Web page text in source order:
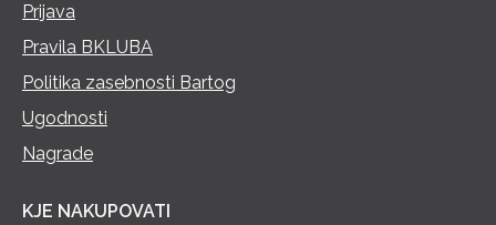
Prijava
Pravila BKLUBA
Politika zasebnosti Bartog
Ugodnosti
Nagrade
KJE NAKUPOVATI